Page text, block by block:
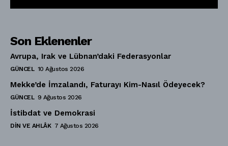
Son Eklenenler
Avrupa, Irak ve Lübnan’daki Federasyonlar
GÜNCEL 10 Ağustos 2026
Mekke’de İmzalandı, Faturayı Kim-Nasıl Ödeyecek?
GÜNCEL 9 Ağustos 2026
İstibdat ve Demokrasi
DIN VE AHLÂK 7 Ağustos 2026